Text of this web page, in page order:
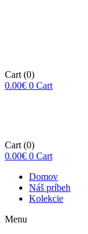
Cart (0)
0.00€ 0 Cart
Cart (0)
0.00€ 0 Cart
Domov
Náš príbeh
Kolekcie
Menu